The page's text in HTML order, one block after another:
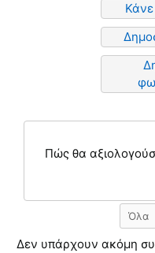
Πώς θα
Δεν υπάρχουν ακόμη